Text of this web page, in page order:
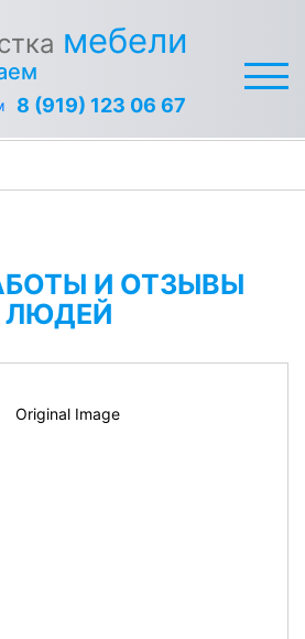
мебели
8 (919) 123 06 67
И ОТЗЫВЫ
ЛЮДЕЙ